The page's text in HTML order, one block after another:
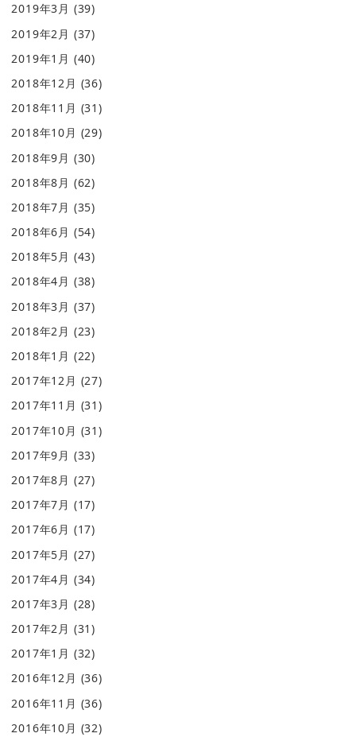
2019年3月 (39)
2019年2月 (37)
2019年1月 (40)
2018年12月 (36)
2018年11月 (31)
2018年10月 (29)
2018年9月 (30)
2018年8月 (62)
2018年7月 (35)
2018年6月 (54)
2018年5月 (43)
2018年4月 (38)
2018年3月 (37)
2018年2月 (23)
2018年1月 (22)
2017年12月 (27)
2017年11月 (31)
2017年10月 (31)
2017年9月 (33)
2017年8月 (27)
2017年7月 (17)
2017年6月 (17)
2017年5月 (27)
2017年4月 (34)
2017年3月 (28)
2017年2月 (31)
2017年1月 (32)
2016年12月 (36)
2016年11月 (36)
2016年10月 (32)